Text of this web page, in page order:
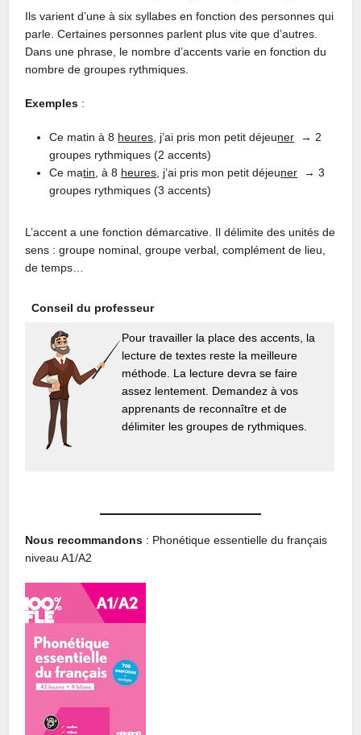
Ilsvarient d’une à sixsyllabesenfonction des personnes qui
parle .Certaines personnes parlent plusviteque d’autres.
Dans une phrase, le nombre d’accentsvarieenfonctiondu
nombre de groupes rythmiques.
Exemples :
Ce matin à 8 heures , j’ai pris mon petit déjeuner → 2
groupes rythmiques (2 accents)
Ce matin , à 8 heures , j’ai pris mon petit déjeuner → 3
groupes rythmiques (3 accents)
L’accent a unefonctiondémarcative. Ildélimite des unitésde
sens :groupe nominal,groupeverbal,complément de lieu
detemps…
Conseil du professeur
Pour travailler la place des accents, la
lecture de textes reste la meilleure
méthode. La lecture devra se faire
assez lentement. Demandez à vos
apprenants de reconnaître et de
délimiter les groupes de rythmiques.
Nous recommandons : Phonétique essentielle du français
niveau A1/A2